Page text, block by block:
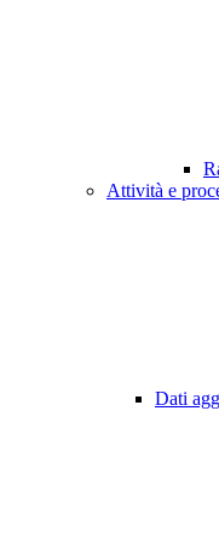
Attività e
Dati